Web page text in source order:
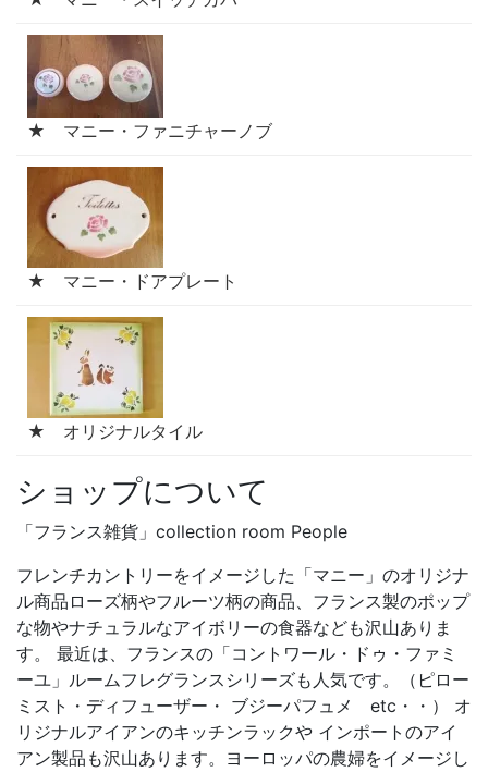
★ マニー・ファニチャーノブ
★ マニー・ドアプレート
★ オリジナルタイル
ショップについて
「フランス雑貨」collection room People
フレンチカントリーをイメージした「マニー」のオリジナ
ル商品ローズ柄やフルーツ柄の商品、フランス製のポップ
な物やナチュラルなアイボリーの食器なども沢山ありま
す。 最近は、フランスの「コントワール・ドゥ・ファミ
ーユ」ルームフレグランスシリーズも人気です。（ピロー
ミスト・ディフューザー・ ブジーパフュメ etc・・） オ
リジナルアイアンのキッチンラックや インポートのアイ
アン製品も沢山あります。ヨーロッパの農婦をイメージし